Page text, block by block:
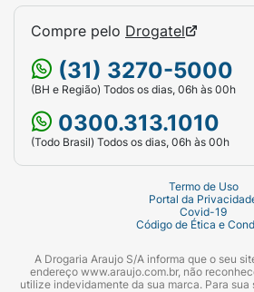
Compre pelo Drogatel
(31) 3270-5000
(BH e Região) Todos os dias, 06h às 00h
0300.313.1010
(Todo Brasil) Todos os dias, 06h às 00h
Termo de Uso
Portal da
Covid-19
Código de Ética e
A Drogaria Araujo S/A informa que o seu
endereço www.araujo.com.br, não
utilize indevidamente da sua marca. Para